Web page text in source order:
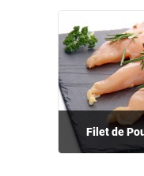
Filet de